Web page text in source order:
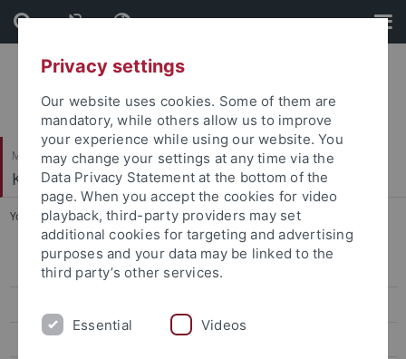
Skip
to
content
Skip
to
footer
Mathematisch-Naturwissenschaftliche Fakultät
Kommunikationsnetze
You are here: Startseite ... Kommunikationsnetze
WS 2023/24
WS 2022/23
Privacy settings
Our website uses cookies. Some of them are
mandatory, while others allow us to improve
your experience while using our website. You
may change your settings at any time via the
Data Privacy Statement at the bottom of the
page. When you accept the cookies for video
playback, third-party providers may set
additional cookies for targeting and advertising
purposes and your data may be linked to the
third party’s other services.
Essential Videos